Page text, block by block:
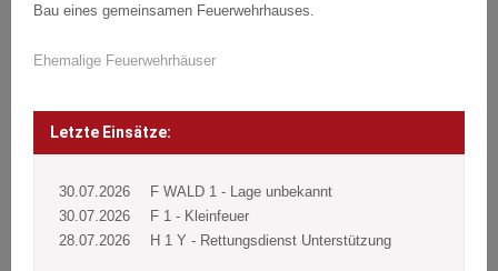
Bau eines gemeinsamen Feuerwehrhauses.
Ehemalige Feuerwehrhäuser
Post
navigation
Beitragsnavigation
Letzte Einsätze:
30.07.2026
F WALD 1 - Lage unbekannt
30.07.2026
F 1 - Kleinfeuer
28.07.2026
H 1 Y - Rettungsdienst Unterstützung